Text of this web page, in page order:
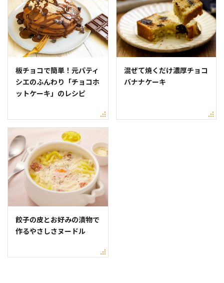
板チョコで簡単！元パティ
シエのふんわり「チョコホ
ットケーキ」のレシピ
混ぜて焼くだけ濃厚チョコ
バナナケーキ
餃子の皮とお好みの漬物で
作るやさしさヌードル